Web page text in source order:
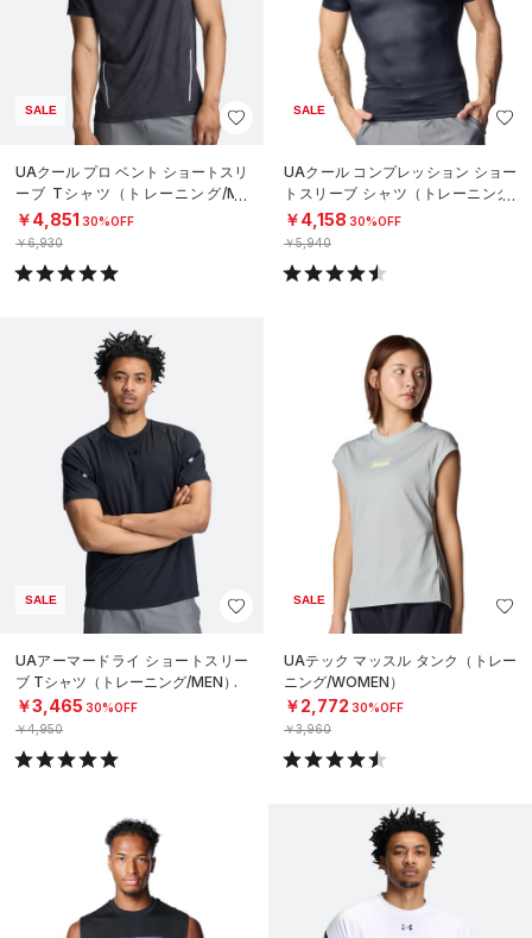
SALE
UAクール プロ ベント ショートスリ
ーブ Tシャツ（トレーニング/ME
N）
￥4,851 30%OFF
￥6,930
SALE
UAクール コンプレッション ショー
トスリーブ シャツ（トレーニング/
MEN）
￥4,158 30%OFF
￥5,940
SALE
UAアーマードライ ショートスリー
ブ Tシャツ（トレーニング/MEN）
￥3,465 30%OFF
￥4,950
SALE
UAテック マッスル タンク（トレー
ニング/WOMEN）
￥2,772 30%OFF
￥3,960